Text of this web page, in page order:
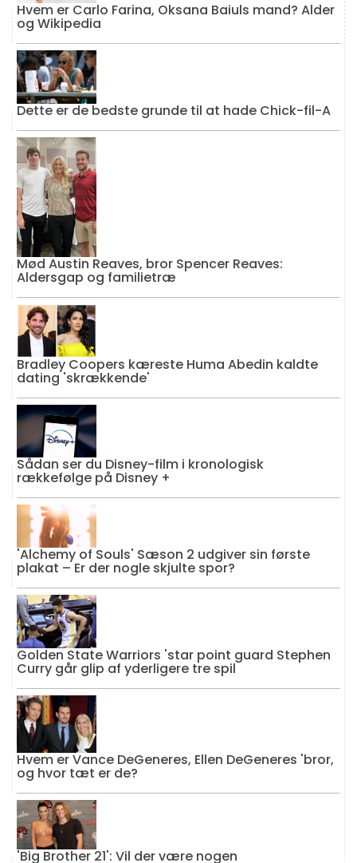
Hvem er Carlo Farina, Oksana Baiuls mand? Alder
og Wikipedia
Dette er de bedste grunde til at hade Chick-fil-A
Mød Austin Reaves, bror Spencer Reaves:
Aldersgap og familietræ
Bradley Coopers kæreste Huma Abedin kaldte
dating 'skrækkende'
Sådan ser du Disney-film i kronologisk
rækkefølge på Disney +
'Alchemy of Souls' Sæson 2 udgiver sin første
plakat – Er der nogle skjulte spor?
Golden State Warriors 'star point guard Stephen
Curry går glip af yderligere tre spil
Hvem er Vance DeGeneres, Ellen DeGeneres 'bror,
og hvor tæt er de?
'Big Brother 21': Vil der være nogen